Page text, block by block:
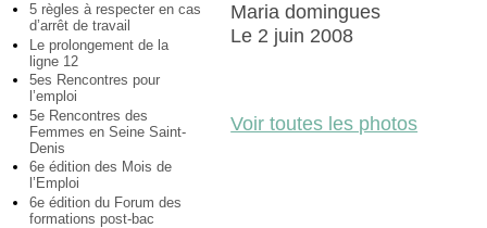
5 règles à respecter en cas
d’arrêt de travail
Le prolongement de la
ligne 12
5es Rencontres pour
l’emploi
5e Rencontres des
Femmes en Seine Saint-
Denis
6e édition des Mois de
l’Emploi
6e édition du Forum des
formations post-bac
Maria domingues
Le 2 juin 2008
Voir toutes les photos